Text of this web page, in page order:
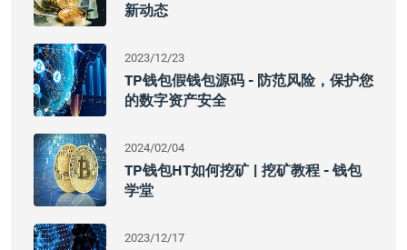
新动态
2023/12/23
TP钱包假钱包源码 - 防范风险，保护您
的数字资产安全
2024/02/04
TP钱包HT如何挖矿 | 挖矿教程 - 钱包
学堂
2023/12/17